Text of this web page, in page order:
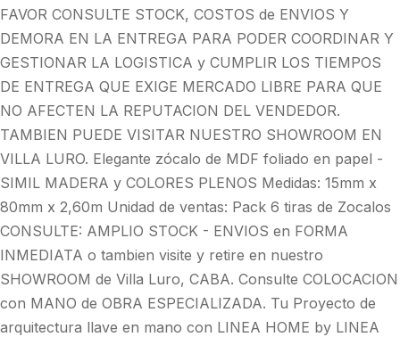
FAVOR CONSULTE STOCK, COSTOS de ENVIOS Y
DEMORA EN LA ENTREGA PARA PODER COORDINAR Y
GESTIONAR LA LOGISTICA y CUMPLIR LOS TIEMPOS
DE ENTREGA QUE EXIGE MERCADO LIBRE PARA QUE
NO AFECTEN LA REPUTACION DEL VENDEDOR.
TAMBIEN PUEDE VISITAR NUESTRO SHOWROOM EN
VILLA LURO. Elegante zócalo de MDF foliado en papel -
SIMIL MADERA y COLORES PLENOS Medidas: 15mm x
80mm x 2,60m Unidad de ventas: Pack 6 tiras de Zocalos
CONSULTE: AMPLIO STOCK - ENVIOS en FORMA
INMEDIATA o tambien visite y retire en nuestro
SHOWROOM de Villa Luro, CABA. Consulte COLOCACION
con MANO de OBRA ESPECIALIZADA. Tu Proyecto de
arquitectura llave en mano con LINEA HOME by LINEA